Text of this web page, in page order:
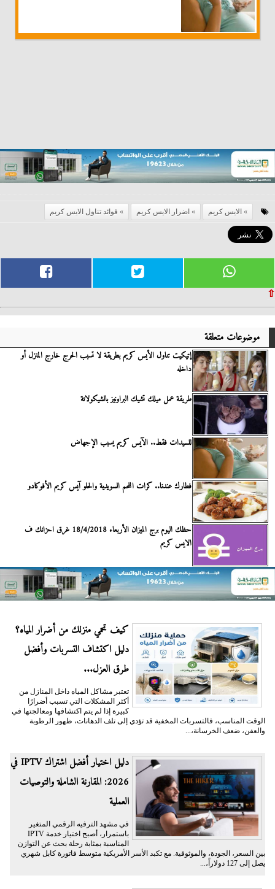
الايس كريم اضرار الايس كريم فوائد تناول الايس كريم
⇧
موضوعات متعلقة
إتيكيت تناول الأيس كريم بطريقة لا تسبب الحرج خارج المنزل أو
داخله
طريقة عمل ميلك تشيك البراونيز بالشيكولاتة
للسيدات فقط.. الآيس كريم يسبب الإجهاض
فطارك عندنا.. كرات اللحم السويدية والحلو آيس كريم الأفوكادو
حظك اليوم برج الميزان الأربعاء 18/4/2018 غرق احزانك ف
الايس كريم
كيف تحمي منزلك من أضرار المياه؟
دليل اكتشاف التسربات وأفضل
طرق العزل...
تعتبر مشاكل المياه داخل المنازل من
أكثر المشكلات التي تسبب أضرارًا
كبيرة إذا لم يتم اكتشافها ومعالجتها في
الوقت المناسب، فالتسربات المخفية قد تؤدي إلى تلف الدهانات، ظهور الرطوبة
والعفن، ضعف الخرسانة،...
دليل اختيار أفضل اشتراك IPTV في
2026: المقارنة الشاملة والتوصيات
العملية
في مشهد الترفيه الرقمي المتغير
باستمرار، أصبح اختيار خدمة IPTV
المناسبة بمثابة رحلة بحث عن التوازن
بين السعر، الجودة، والموثوقية. مع تكبد الأسر الأمريكية متوسط فاتورة كابل شهري
يصل إلى 127 دولاراً،...